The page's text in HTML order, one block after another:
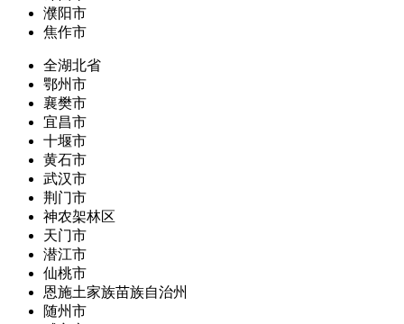
濮阳市
焦作市
全湖北省
鄂州市
襄樊市
宜昌市
十堰市
黄石市
武汉市
荆门市
神农架林区
天门市
潜江市
仙桃市
恩施土家族苗族自治州
随州市